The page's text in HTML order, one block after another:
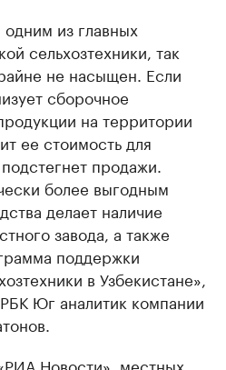
одним из главных
сельхозтехники, так
не насыщен. Если
сборочное
на территории
ее стоимость для
продажи.
более выгодным
делает наличие
завода, а также
поддержки
в Узбекистане»,
Юг аналитик компании
Новости», местных